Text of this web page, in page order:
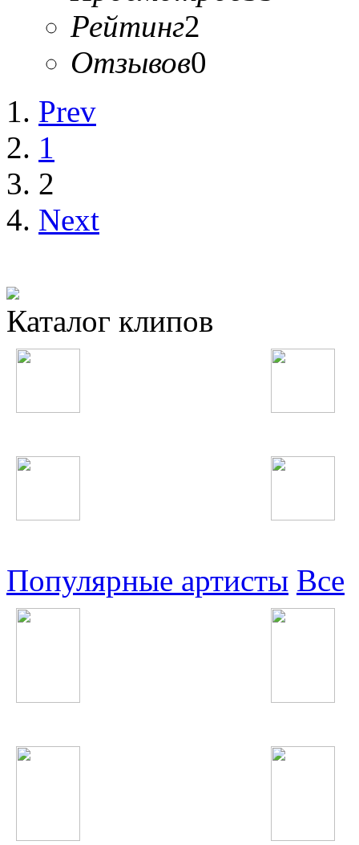
Рейтинг2
Отзывов0
Prev
1
2
Next
Каталог клипов
Популярные артисты Все